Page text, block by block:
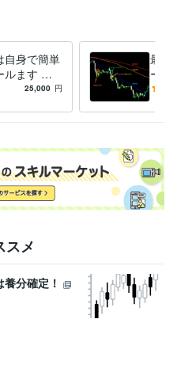
自身で簡単
ルます 前
グナルを簡
25,000 円
最新
ール
リー
スメ
分確定！